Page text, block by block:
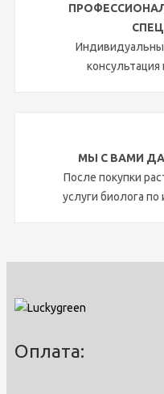
МЫ С ВАМИ
После покупки
услуги биолога
Оплата: